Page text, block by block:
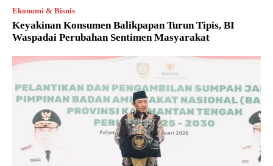
Ekonomi & Bisnis
Keyakinan Konsumen Balikpapan Turun Tipis, BI
Waspadai Perubahan Sentimen Masyarakat